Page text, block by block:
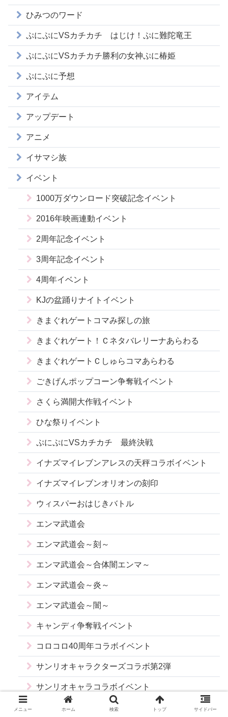
ひみつのワード
ぷにぷにVSカチカチ はじけ！ぷに難陀竜王
ぷにぷにVSカチカチ勝利の女神ぷに椿姫
ぷにぷに予想
アイテム
アップデート
アニメ
イサマシ族
イベント
1000万ダウンロード突破記念イベント
2016年映画連動イベント
2周年記念イベント
3周年記念イベント
4周年イベント
KJの盆踊りナイトイベント
きまぐれゲートコマみ探しの旅
きまぐれゲート！Ｃネタバレリーナあらわる
きまぐれゲートＣしゅらコマあらわる
ごきげんポップコーン争奪戦イベント
さくら満開大作戦イベント
ひな祭りイベント
ぷにぷにVSカチカチ 最終決戦
イナズマイレブンアレスの天秤コラボイベント
イナズマイレブンオリオンの刻印
ウィスパーおはじきバトル
エンマ武道会
エンマ武道会～刻～
エンマ武道会～合体闇エンマ～
エンマ武道会～炎～
エンマ武道会～闇～
キャンディ争奪戦イベント
コロコロ40周年コラボイベント
サンリオキャラクターズコラボ第2弾
サンリオキャラコラボイベント
シャドウサイド第2弾！～メモ争奪戦～
メニュー ホーム 検索 トップ サイドバー